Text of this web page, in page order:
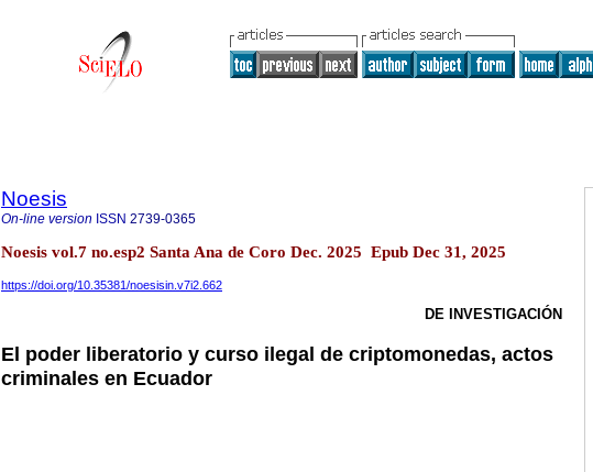
Noesis
On-line version ISSN 2739-0365
Noesis vol.7 no.esp2 Santa Ana de Coro Dec. 2025 Epub Dec 31, 2025
https://doi.org/10.35381/noesisin.v7i2.662
DE INVESTIGACIÓN
El poder liberatorio y curso ilegal de criptomonedas, actos
criminales en Ecuador